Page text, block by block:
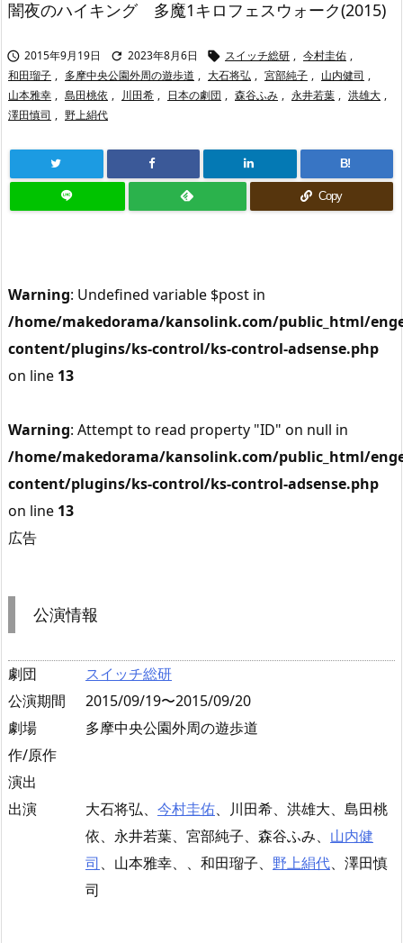
闇夜のハイキング 多魔1キロフェスウォーク(2015)
 2015年9月19日  2023年8月6日  スイッチ総研 , 今村圭佑 ,
和田瑠子 , 多摩中央公園外周の遊歩道 , 大石将弘 , 宮部純子 , 山内健司 ,
山本雅幸 , 島田桃依 , 川田希 , 日本の劇団 , 森谷ふみ , 永井若葉 , 洪雄大 ,
澤田慎司 , 野上絹代
B!
Copy
Warning: Undefined variable $post in
/home/makedorama/kansolink.com/public_html/
content/plugins/ks-control/ks-control-adsense.php
on line 13
Warning: Attempt to read property "ID" on null in
/home/makedorama/kansolink.com/public_html/
content/plugins/ks-control/ks-control-adsense.php
on line 13
広告
公演情報
劇団
スイッチ総研
公演期間
2015/09/19〜2015/09/20
劇場
多摩中央公園外周の遊歩道
作/原作
演出
出演
大石将弘、 今村圭佑、川田希、洪雄大、島田桃
依、永井若葉、宮部純子、森谷ふみ、 山内健
司、山本雅幸、、和田瑠子、 野上絹代、澤田慎
司